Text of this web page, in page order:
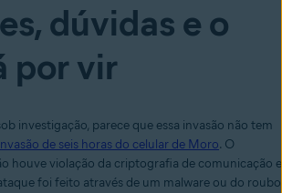
dúvidas e o
por vir
investigação, parece que essa invasão não tem
de seis horas do celular de Moro. O
houve violação da criptografia de comunicação e
foi feito através de um malware ou do roubo